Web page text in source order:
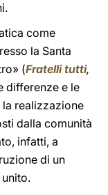
come
la Santa
(Fratelli tutti,
differenze e le
realizzazione
dalla comunità
infatti, a
di un